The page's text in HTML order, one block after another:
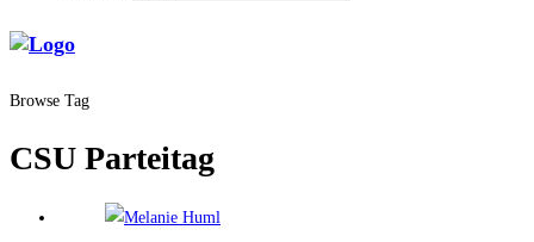
Browse Tag
CSU Parteitag